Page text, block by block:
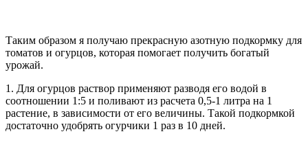
Таким образом я получаю прекрасную азотную подкормку для
томатов и огурцов, которая помогает получить богатый
урожай.
1. Для огурцов раствор применяют разводя его водой в
соотношении 1:5 и поливают из расчета 0,5-1 литра на 1
растение, в зависимости от его величины. Такой подкормкой
достаточно удобрять огурчики 1 раз в 10 дней.